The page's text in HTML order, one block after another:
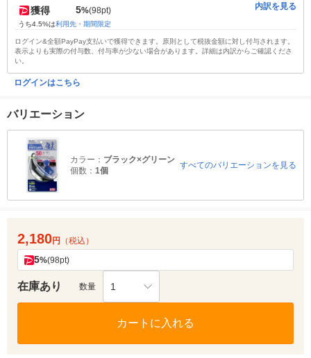
獲得 5%(98pt)
うち4.5%は利用先・期間限定
内訳を見る
ログイン&全額PayPay支払いで獲得できます。原則として税抜金額に対し付与されます。
表示よりも実際の付与数、付与率が少ない場合があります。詳細は内訳からご確認くださ
い。
ログインはこちら
バリエーション
カラー： ブラック×グリーン
個数： 1個
すべてのバリエーションを見る
2,180円 （税込）
5%(98pt)
在庫あり 数量 1
カートに入れる